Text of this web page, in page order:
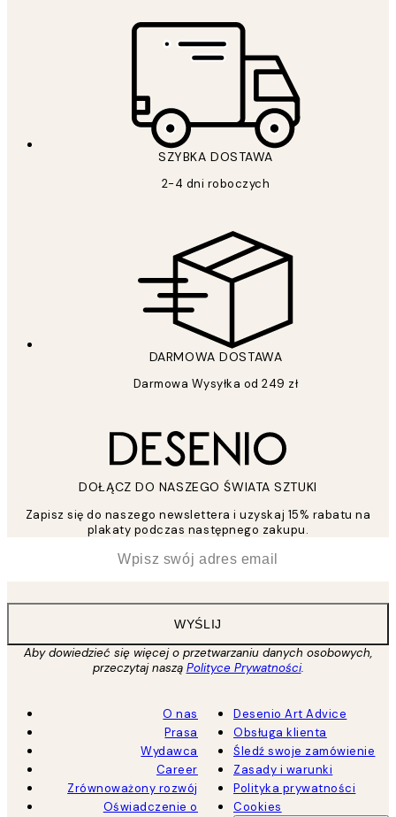
SZYBKA DOSTAWA
2-4 dni roboczych
DARMOWA DOSTAWA
Darmowa Wysyłka od 249 zł
DOŁĄCZ DO NASZEGO ŚWIATA SZTUKI
Zapisz się do naszego newslettera i uzyskaj 15% rabatu na
plakaty podczas następnego zakupu.
WYŚLIJ
Aby dowiedzieć się więcej o przetwarzaniu danych osobowych,
przeczytaj naszą Polityce Prywatności.
O nas
Prasa
Wydawca
Career
Zrównoważony rozwój
Oświadczenie o
Desenio Art Advice
Obsługa klienta
Śledź swoje zamówienie
Zasady i warunki
Polityka prywatności
Cookies